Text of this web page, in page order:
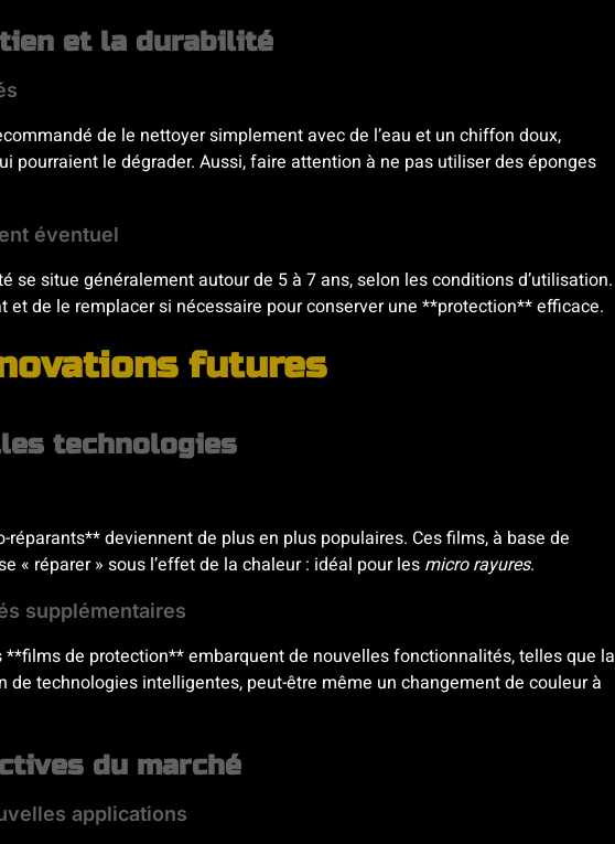
et la durabilité
de le nettoyer simplement avec de l’eau et un chiffon doux,
pourraient le dégrader. Aussi, faire attention à ne pas utiliser des éponges
éventuel
se situe généralement autour de 5 à 7 ans, selon les conditions d’utilisation.
de le remplacer si nécessaire pour conserver une **protection** efficace.
futures
technologies
deviennent de plus en plus populaires. Ces films, à base de
« réparer » sous l’effet de la chaleur : idéal pour les micro rayures.
supplémentaires
**films de protection** embarquent de nouvelles fonctionnalités, telles que la
de technologies intelligentes, peut-être même un changement de couleur à
du marché
applications